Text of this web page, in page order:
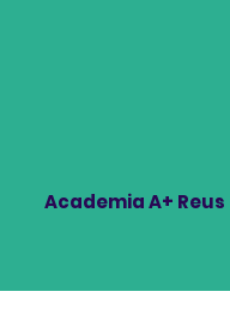
Academia A+ Reus